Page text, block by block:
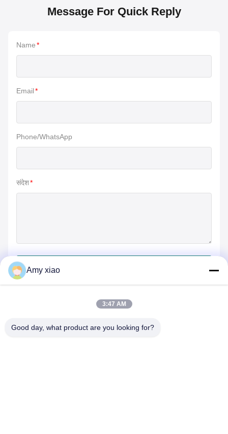
Message For Quick Reply
Name*
Email*
Phone/WhatsApp
संदेश*
Amy xiao
3:47 AM
Good day, what product are you looking for?